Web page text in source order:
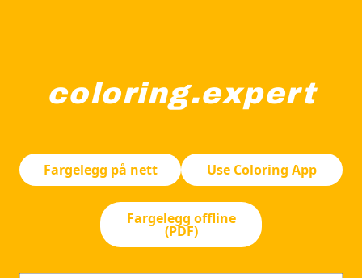
coloring.expert
Fargelegg på nett
Use Coloring App
Fargelegg offline
(PDF)